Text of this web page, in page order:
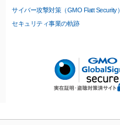
サイバー攻撃対策（GMO Flatt Security）
セキュリティ事業の軌跡